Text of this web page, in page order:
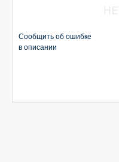
Сообщить об ошибке
в описании